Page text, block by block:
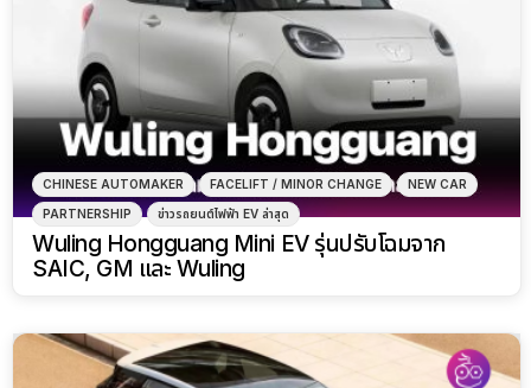
CHINESE AUTOMAKER FACELIFT / MINOR CHANGE NEW CAR
PARTNERSHIP ข่าวรถยนต์ไฟฟ้า EV ล่าสุด
Wuling Hongguang Mini EV รุ่นปรับโฉมจาก
SAIC, GM และ Wuling